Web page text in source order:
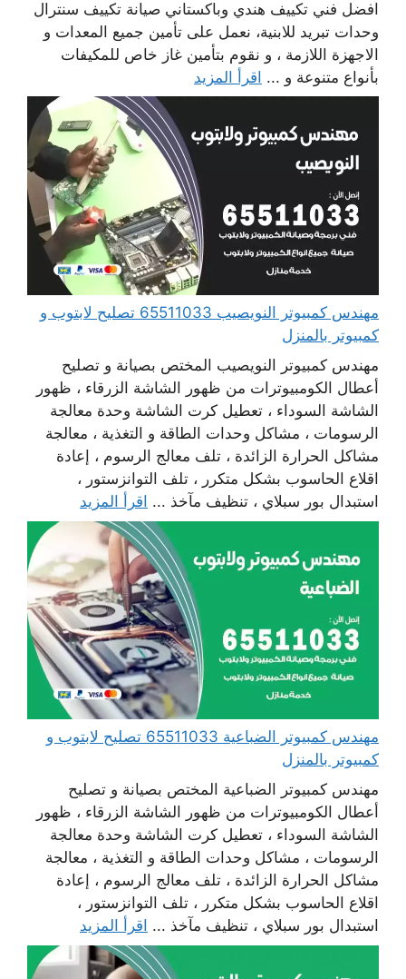
افضل فني تكييف هندي وباكستاني صيانة تكييف سنترال
وحدات تبريد للابنية، نعمل على تأمين جميع المعدات و
الاجهزة اللازمة ، و نقوم بتأمين غاز خاص للمكيفات
بأنواع متنوعة و ... اقرأ المزيد
مهندس كمبيوتر النويصيب 65511033 تصليح لابتوب و
كمبيوتر بالمنزل
مهندس كمبيوتر النويصيب المختص بصيانة و تصليح
أعطال الكومبيوترات من ظهور الشاشة الزرقاء ، ظهور
الشاشة السوداء ، تعطيل كرت الشاشة وحدة معالجة
الرسومات ، مشاكل وحدات الطاقة و التغذية ، معالجة
مشاكل الحرارة الزائدة ، تلف معالج الرسوم ، إعادة
اقلاع الحاسوب بشكل متكرر ، تلف التوانزستور ،
استبدال بور سبلاي ، تنظيف مآخذ ... اقرأ المزيد
مهندس كمبيوتر الضباعية 65511033 تصليح لابتوب و
كمبيوتر بالمنزل
مهندس كمبيوتر الضباعية المختص بصيانة و تصليح
أعطال الكومبيوترات من ظهور الشاشة الزرقاء ، ظهور
الشاشة السوداء ، تعطيل كرت الشاشة وحدة معالجة
الرسومات ، مشاكل وحدات الطاقة و التغذية ، معالجة
مشاكل الحرارة الزائدة ، تلف معالج الرسوم ، إعادة
اقلاع الحاسوب بشكل متكرر ، تلف التوانزستور ،
استبدال بور سبلاي ، تنظيف مآخذ ... اقرأ المزيد